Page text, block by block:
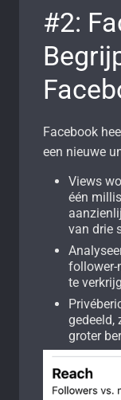
#2:
Facebook
een nieuwe
Views
één
van drie
follower-
te
gedeeld,
groter